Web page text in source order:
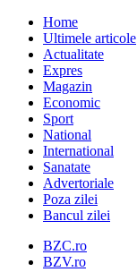
Home
Ultimele articole
Actualitate
Expres
Magazin
Economic
Sport
National
International
Sanatate
Advertoriale
Poza zilei
Bancul zilei
BZC.ro
BZV.ro